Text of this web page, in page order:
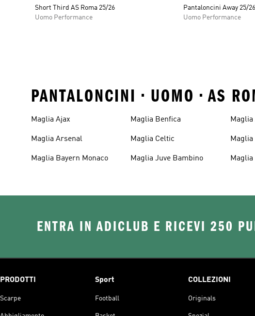
Short Third AS Roma 25/26
Uomo Performance
Pantaloncini Away 25/
Uomo Performance
PANTALONCINI • UOMO • AS
Maglia Ajax
Maglia Arsenal
Maglia Bayern Monaco
Maglia Benfica
Maglia Celtic
Maglia Juve Bambino
Maglia
Maglia
Maglia
ENTRA IN ADICLUB E RICEVI 250
PRODOTTI
Scarpe
Sport
Football
COLLEZIONI
Originals